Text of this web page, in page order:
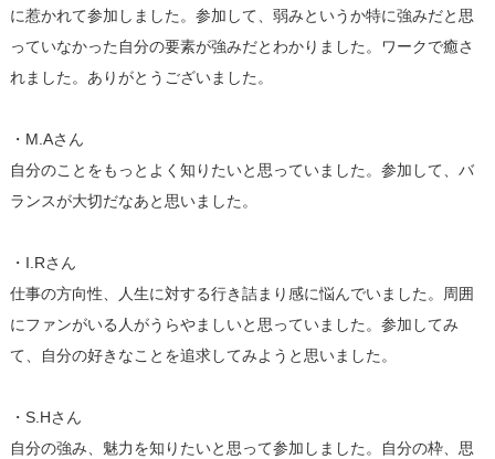
に惹かれて参加しました。参加して、弱みというか特に強みだと思
っていなかった自分の要素が強みだとわかりました。ワークで癒さ
れました。ありがとうございました。
・M.Aさん
自分のことをもっとよく知りたいと思っていました。参加して、バ
ランスが大切だなあと思いました。
・I.Rさん
仕事の方向性、人生に対する行き詰まり感に悩んでいました。周囲
にファンがいる人がうらやましいと思っていました。参加してみ
て、自分の好きなことを追求してみようと思いました。
・S.Hさん
自分の強み、魅力を知りたいと思って参加しました。自分の枠、思